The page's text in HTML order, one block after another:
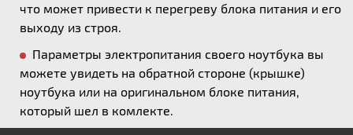
что может привести к перегреву блока питания и его
выходу из строя.
Параметры электропитания своего ноутбука вы
можете увидеть на обратной стороне (крышке)
ноутбука или на оригинальном блоке питания,
который шел в комлекте.